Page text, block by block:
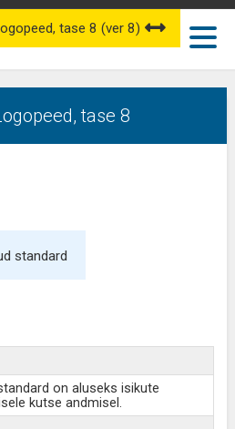
tase 8
tase 8 (ver 8)
standard
on aluseks isikute
kutse andmisel.